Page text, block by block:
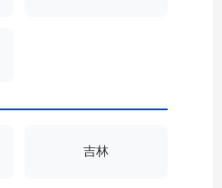
吉林